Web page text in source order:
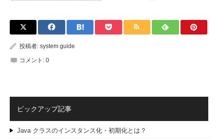
投稿者: system guide
コメント: 0
ピックアップ記事
Java クラスのインスタンス化・初期化とは？